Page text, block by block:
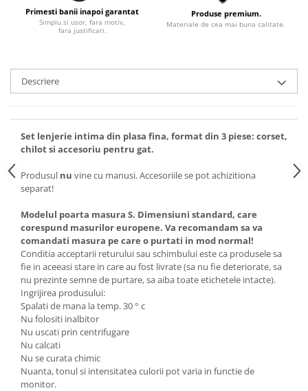
Primesti banii inapoi garantat
Simplu si usor, fara motiv,
fara justificari.
Produse premium.
Materiale de cea mai buna calitate.
Descriere
Set lenjerie intima din plasa fina, format din 3 piese: corset,
chilot si accesoriu pentru gat.
Produsul nu vine cu manusi. Accesoriile se pot achizitiona
separat!
Modelul poarta masura S. Dimensiuni standard, care
corespund masurilor europene. Va recomandam sa va
comandati masura pe care o purtati in mod normal!
Conditia acceptarii returului sau schimbului este ca produsele sa
fie in aceeasi stare in care au fost livrate (sa nu fie deteriorate, sa
nu prezinte semne de purtare, sa aiba toate etichetele intacte).
Ingrijirea produsului:
Spalati de mana la temp. 30 ° c
Nu folositi inalbitor
Nu uscati prin centrifugare
Nu calcati
Nu se curata chimic
Nuanta, tonul si intensitatea culorii pot varia in functie de
monitor.